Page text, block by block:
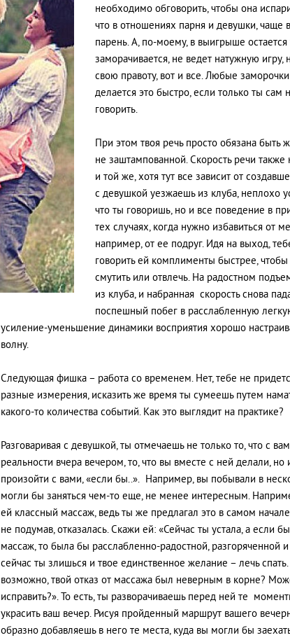
необходимо обговорить, чтобы она
что в отношениях парня и девушки, чаще
парень. А, по-моему, в выигрыше остается
заморачивается, не ведет натужную игру,
свою правоту, вот и все. Любые
делается это быстро, если только ты сам
говорить.
При этом твоя речь просто обязана быть
не заштампованной. Скорость речи
и той же, хотя тут все зависит от
с девушкой уезжаешь из клуба, неплохо
что ты говоришь, но и все поведение в
тех случаях, когда нужно избавиться от
например, от ее подруг. Идя на выход,
говорить ей комплименты быстрее,
смутить или отвлечь. На радостном
из клуба, и набранная скорость снова
поспешный побег в расслабленную
усиление-уменьшение динамики восприятия хорошо
волну.
Следующая фишка – работа со временем. Нет, тебе не
разные измерения, исказить же время ты сумеешь путем
какого-то количества событий. Как это выглядит на практике?
Разговаривая с девушкой, ты отмечаешь не только то, что с
реальности вчера вечером, то, что вы вместе с ней делали,
произойти с вами, «если бы..». Например, вы побывали в
могли бы заняться чем-то еще, не менее интересным.
ей классный массаж, ведь ты же предлагал это в самом
не подумав, отказалась. Скажи ей: «Сейчас ты устала, а если
массаж, то была бы расслабленно-радостной, разгоряченной
сейчас ты злишься и твое единственное желание – лечь
возможно, твой отказ от массажа был неверным в корне?
исправить?». То есть, ты разворачиваешь перед ней те
украсить ваш вечер. Рисуя пройденный маршрут вашего
образно добавляешь в него те места, куда вы могли бы